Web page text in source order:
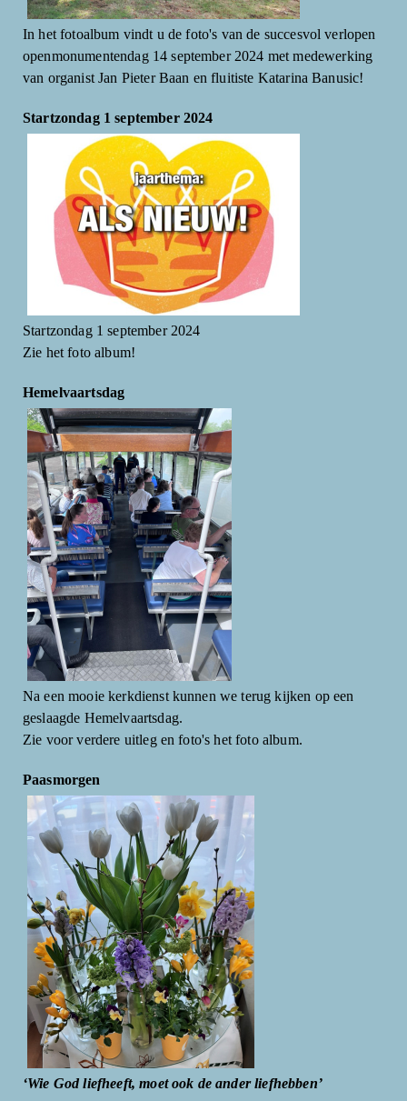
In het fotoalbum vindt u de foto's van de succesvol verlopen
openmonumentendag 14 september 2024 met medewerking
van organist Jan Pieter Baan en fluitiste Katarina Banusic!
Startzondag 1 september 2024
Startzondag 1 september 2024
Zie het foto album!
Hemelvaartsdag
Na een mooie kerkdienst kunnen we terug kijken op een
geslaagde Hemelvaartsdag.
Zie voor verdere uitleg en foto's het foto album.
Paasmorgen
‘Wie God liefheeft, moet ook de ander liefhebben’